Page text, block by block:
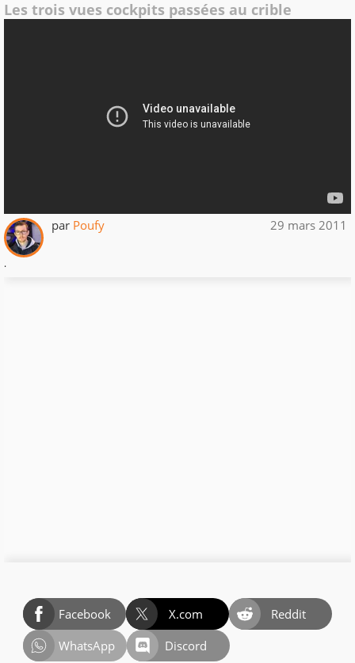
Les trois vues cockpits passées au crible
par Poufy 29 mars 2011
.
Facebook X.com
Reddit
WhatsApp
Discord